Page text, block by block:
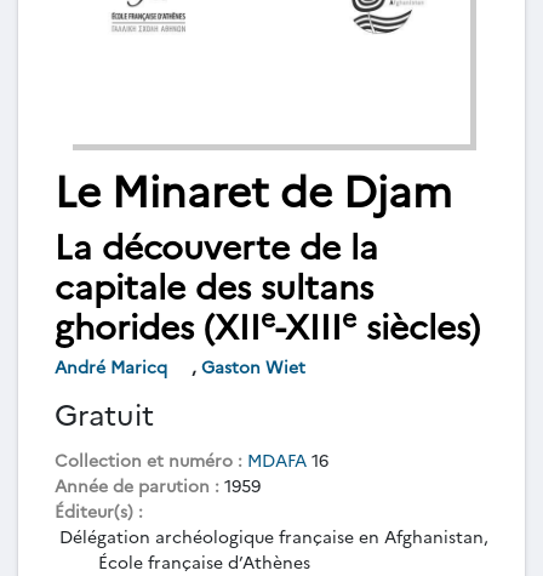
Le Minaret de Djam
La découverte de la
capitale des sultans
ghorides (XIIe-XIIIesiècles)
André Maricq , Gaston Wiet
Gratuit
Collection et numéro : MDAFA 16
Année de parution : 1959
Éditeur(s) :
Délégation archéologique française en Afghanistan,
École française d’Athènes